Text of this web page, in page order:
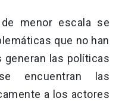
menor escala se
que no han
generan las políticas
encuentran las
a los actores